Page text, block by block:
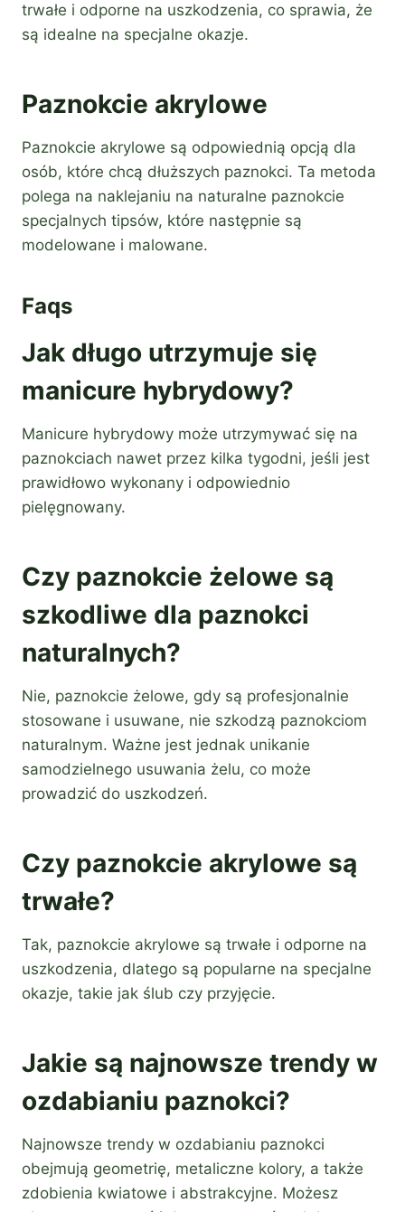
trwałe i odporne na uszkodzenia, co sprawia, że
są idealne na specjalne okazje.
Paznokcie akrylowe
Paznokcie akrylowe są odpowiednią opcją dla
osób, które chcą dłuższych paznokci. Ta metoda
polega na naklejaniu na naturalne paznokcie
specjalnych tipsów, które następnie są
modelowane i malowane.
Faqs
Jak długo utrzymuje się
manicure hybrydowy?
Manicure hybrydowy może utrzymywać się na
paznokciach nawet przez kilka tygodni, jeśli jest
prawidłowo wykonany i odpowiednio
pielęgnowany.
Czy paznokcie żelowe są
szkodliwe dla paznokci
naturalnych?
Nie, paznokcie żelowe, gdy są profesjonalnie
stosowane i usuwane, nie szkodzą paznokciom
naturalnym. Ważne jest jednak unikanie
samodzielnego usuwania żelu, co może
prowadzić do uszkodzeń.
Czy paznokcie akrylowe są
trwałe?
Tak, paznokcie akrylowe są trwałe i odporne na
uszkodzenia, dlatego są popularne na specjalne
okazje, takie jak ślub czy przyjęcie.
Jakie są najnowsze trendy w
ozdabianiu paznokci?
Najnowsze trendy w ozdabianiu paznokci
obejmują geometrię, metaliczne kolory, a także
zdobienia kwiatowe i abstrakcyjne. Możesz